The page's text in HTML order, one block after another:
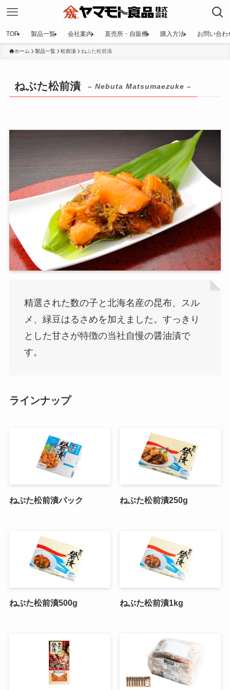
TOP 製品一覧 会社案内 直売所・自販機 購入方法 お問い合わ
ホーム 製品一覧 松前漬 ねぶた松前漬
ねぶた松前漬 – Nebuta Matsumaezuke –
精選された数の子と北海名産の昆布、スル
メ、緑豆はるさめを加えました。すっきり
とした甘さが特徴の当社自慢の醤油漬で
す。
ラインナップ
ねぶた松前漬パック ねぶた松前漬250g
ねぶた松前漬500g ねぶた松前漬1kg